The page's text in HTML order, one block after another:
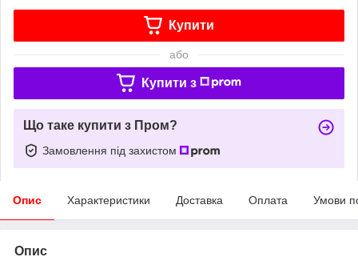
Купити
або
Купити з
Що таке купити з Пром?
Замовлення під захистом
Опис Характеристики Доставка Оплата Умови
Опис